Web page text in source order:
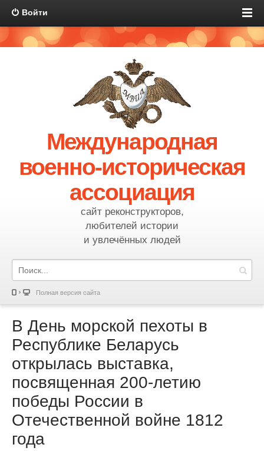
Войти
Международная
военно-историческая
ассоциация
сайт реконструкторов,
любителей истории
и увлечённых людей
Полная версия сайта
В День морской пехоты в
Республике Беларусь
открылась выставка,
посвященная 200-летию
победы России в
Отечественной войне 1812
года